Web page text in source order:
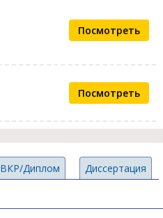
Посмотреть
Посмотреть
ВКР/Диплом Диссертация